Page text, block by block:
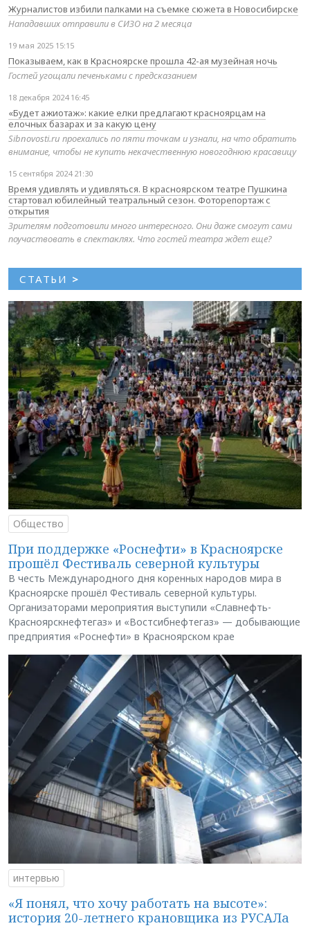
Журналистов избили палками на съемке сюжета в Новосибирске
Нападавших отправили в СИЗО на 2 месяца
19 мая 2025 15:15
Показываем, как в Красноярске прошла 42-ая музейная ночь
Гостей угощали печеньками с предсказанием
18 декабря 2024 16:45
«Будет ажиотаж»: какие елки предлагают красноярцам на
елочных базарах и за какую цену
Sibnovosti.ru проехались по пяти точкам и узнали, на что обратить
внимание, чтобы не купить некачественную новогоднюю красавицу
15 сентября 2024 21:30
Время удивлять и удивляться. В красноярском театре Пушкина
стартовал юбилейный театральный сезон. Фоторепортаж с
открытия
Зрителям подготовили много интересного. Они даже смогут сами
поучаствовать в спектаклях. Что гостей театра ждет еще?
СТАТЬИ >
Общество
При поддержке «Роснефти» в Красноярске
прошёл Фестиваль северной культуры
В честь Международного дня коренных народов мира в
Красноярске прошёл Фестиваль северной культуры.
Организаторами мероприятия выступили «Славнефть-
Красноярскнефтегаз» и «Востсибнефтегаз» — добывающие
предприятия «Роснефти» в Красноярском крае
интервью
«Я понял, что хочу работать на высоте»:
история 20-летнего крановщика из РУСАЛа